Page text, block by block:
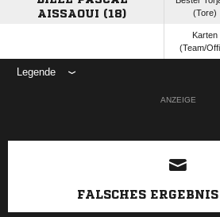
AISSAOUI (18)
(Tore)
Karten
(Team/
Legende
ANZEIGE
FALSCHES